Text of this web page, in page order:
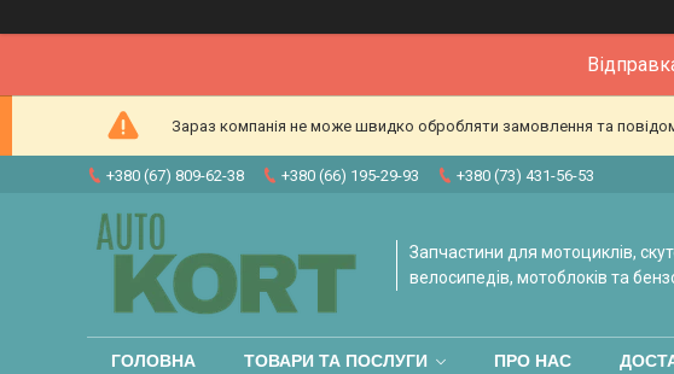
Зараз компанія не може швидко обробляти замовлення та
+380 (67) 809-62-38 +380 (66) 195-29-93 +380 (73) 431-56-53
Запчастини для мотоциклів,
велосипедів, мотоблоків та
ГОЛОВНА ТОВАРИ ТА ПОСЛУГИ ПРО НАС